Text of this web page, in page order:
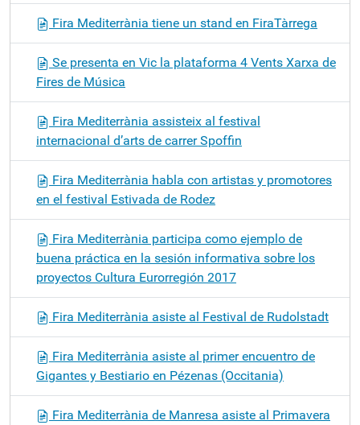
Fira Mediterrània tiene un stand en FiraTàrrega
Se presenta en Vic la plataforma 4 Vents Xarxa de
Fires de Música
Fira Mediterrània assisteix al festival
internacional d’arts de carrer Spoffin
Fira Mediterrània habla con artistas y promotores
en el festival Estivada de Rodez
Fira Mediterrània participa como ejemplo de
buena práctica en la sesión informativa sobre los
proyectos Cultura Eurorregión 2017
Fira Mediterrània asiste al Festival de Rudolstadt
Fira Mediterrània asiste al primer encuentro de
Gigantes y Bestiario en Pézenas (Occitania)
Fira Mediterrània de Manresa asiste al Primavera